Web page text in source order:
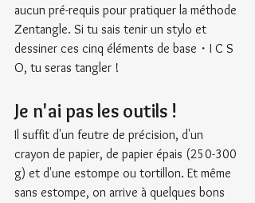
aucun pré-requis pour pratiquer la méthode
Zentangle. Si tu sais tenir un stylo et
dessiner ces cinq éléments de base・I C S
O, tu seras tangler !
Je n'ai pas les outils !
Il suffit d'un feutre de précision, d'un
crayon de papier, de papier épais (250-300
g) et d'une estompe ou tortillon. Et même
sans estompe, on arrive à quelques bons